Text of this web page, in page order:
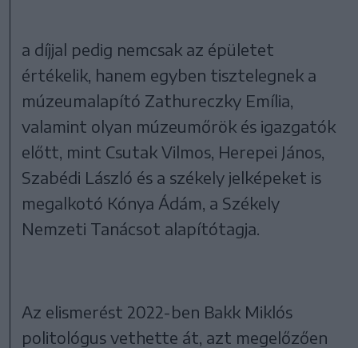
a díjjal pedig nemcsak az épületet
értékelik, hanem egyben tisztelegnek a
múzeumalapító Zathureczky Emília,
valamint olyan múzeumőrök és igazgatók
előtt, mint Csutak Vilmos, Herepei János,
Szabédi László és a székely jelképeket is
megalkotó Kónya Ádám, a Székely
Nemzeti Tanácsot alapítótagja.
Az elismerést 2022-ben Bakk Miklós
politológus vethette át, azt megelőzően